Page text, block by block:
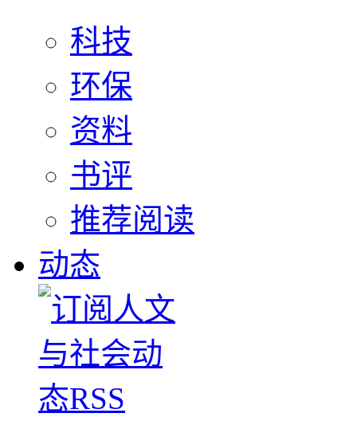
科技
环保
资料
书评
推荐阅读
动态